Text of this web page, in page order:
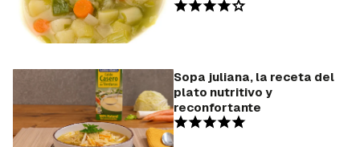
Sopa juliana, la receta del
plato nutritivo y
reconfortante